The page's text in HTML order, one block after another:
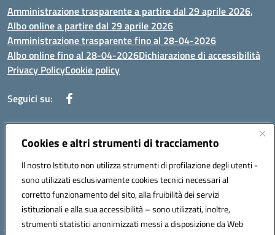
Cookies e altri strumenti di tracciamento
Il nostro Istituto non utilizza strumenti di profilazione degli utenti -
sono utilizzati esclusivamente cookies tecnici necessari al
corretto funzionamento del sito, alla fruibilità dei servizi
istituzionali e alla sua accessibilità – sono utilizzati, inoltre,
strumenti statistici anonimizzati messi a disposizione da Web
Amministrazione trasparente a partire dal 29 aprile 2026,
Albo online a partire dal 29 aprile 2026
Amministrazione trasparente fino al 28-04-2026
Albo online fino al 28-04-2026Dichiarazione di accessibilità
Privacy PolicyCookie policy
Seguici su:
Indirizzo:Via Selicato, 1 71122 FOGGIA (FG)
Posta elettronica certificata (PEC):fgee01200c@pec.istruzione.it
Codice fiscale: 80005820719
Codice meccanografico: FGEE01200C